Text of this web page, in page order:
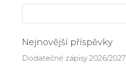
Nejnovější příspěvky
Dodatečné zápisy 2026/2027